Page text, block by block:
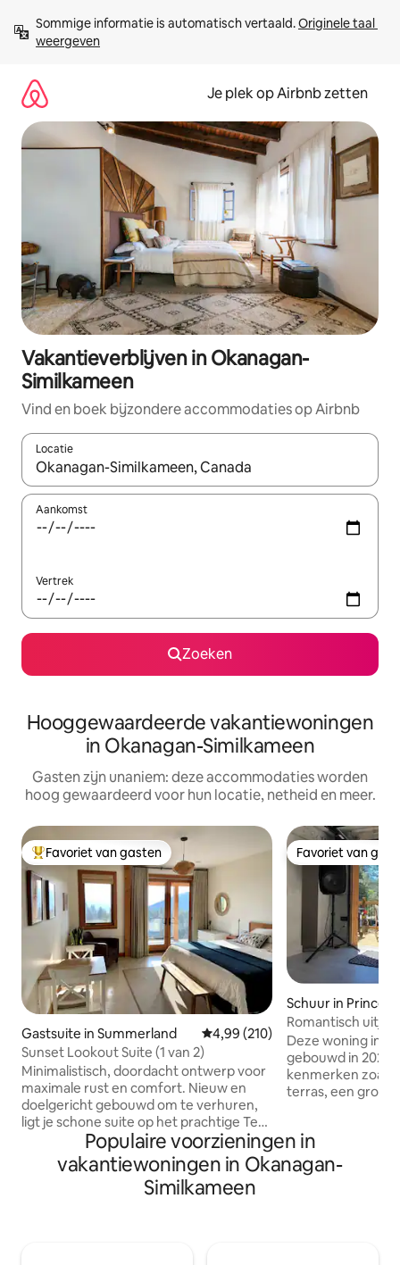
direct
naar
Sommige informatie is automatisch vertaald. Originele taal
weergeven
Je plek op Airbnb zetten
Vakantieverblijven in Okanagan-
Similkameen
Vind en boek bijzondere accommodaties op Airbnb
Locatie
Wanneer er resultaten beschikbaar zijn, maak je een keuze
Aankomst
Vertrek
Zoeken
Hooggewaardeerde vakantiewoningen
in Okanagan-Similkameen
Gasten zijn unaniem: deze accommodaties worden
hoog gewaardeerd voor hun locatie, netheid en meer.
Topfavoriet van gasten
Favoriet van gasten
Gastsuite in Summerland Gemiddelde beoordeling van
4,99 (210)
Sunset Lookout Suite (1 van 2)
Minimalistisch, doordacht ontwerp voor
maximale rust en comfort. Nieuw en
doelgericht gebouwd om te verhuren,
ligt je schone suite op het prachtige Test
of Humanity-pad. Geniet van wandelen,
fietsen of genieten van het
spectaculaire uitzicht direct vanuit je
suite of op je overdekte balkon.
Favoriet van
Favoriet van
Schuur in
Romantisch uitje
Deze woning in
gebouwd in 2022
kenmerken zoals
terras, een grote
op 30 minuten van
minuten naar
met ongeveer
Populaire voorzieningen in
vakantiewoningen in Okanagan-
Similkameen